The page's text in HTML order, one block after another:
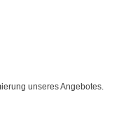
unseres Angebotes.